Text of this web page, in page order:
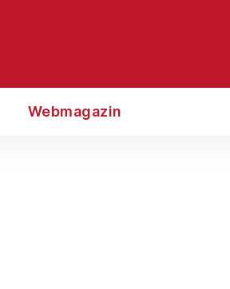
Webmagazin